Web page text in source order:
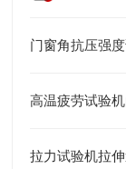
门窗角抗压强
高温疲劳试验
拉力试验机拉